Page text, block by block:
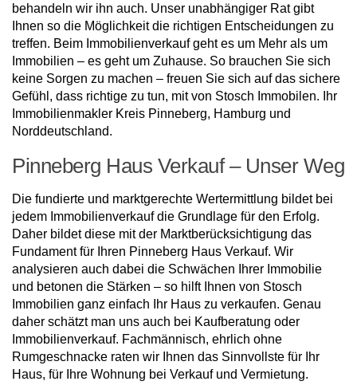
behandeln wir ihn auch. Unser unabhängiger Rat gibt
Ihnen so die Möglichkeit die richtigen Entscheidungen zu
treffen. Beim Immobilienverkauf geht es um Mehr als um
Immobilien – es geht um Zuhause. So brauchen Sie sich
keine Sorgen zu machen – freuen Sie sich auf das sichere
Gefühl, dass richtige zu tun, mit von Stosch Immobilen. Ihr
Immobilienmakler Kreis Pinneberg, Hamburg und
Norddeutschland.
Pinneberg Haus Verkauf – Unser Weg
Die fundierte und marktgerechte Wertermittlung bildet bei
jedem Immobilienverkauf die Grundlage für den Erfolg.
Daher bildet diese mit der Marktberücksichtigung das
Fundament für Ihren Pinneberg Haus Verkauf. Wir
analysieren auch dabei die Schwächen Ihrer Immobilie
und betonen die Stärken – so hilft Ihnen von Stosch
Immobilien ganz einfach Ihr Haus zu verkaufen. Genau
daher schätzt man uns auch bei Kaufberatung oder
Immobilienverkauf. Fachmännisch, ehrlich ohne
Rumgeschnacke raten wir Ihnen das Sinnvollste für Ihr
Haus, für Ihre Wohnung bei Verkauf und Vermietung.